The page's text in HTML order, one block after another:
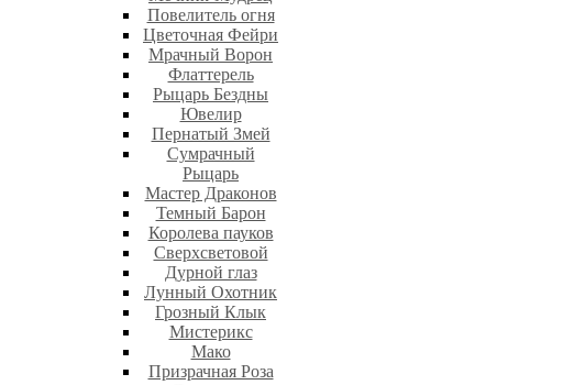
Повелитель огня
Цветочная Фейри
Мрачный Ворон
Флаттерель
Рыцарь Бездны
Ювелир
Пернатый Змей
Сумрачный
Рыцарь
Мастер Драконов
Темный Барон
Королева пауков
Сверхсветовой
Дурной глаз
Лунный Охотник
Грозный Клык
Мистерикс
Мако
Призрачная Роза